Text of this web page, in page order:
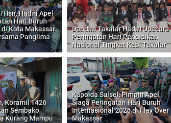
Hsn, Hadiri Apel
Hari Buruh
Kota Makassar
Panglima
Dandim Takalar Hadiri Upacara
Peringatan Hari Pendidikan
Nasional Tingkat Kab. Takalar
Koramil 1426
Sembako
Kurang Mampu
Kapolda Sulsel, Pimpin Apel
Siaga Peringatan Hari Buruh
Internasional 2025 di Flay Over
Makassar